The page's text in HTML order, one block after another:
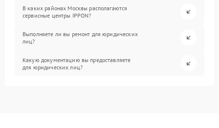
В каких районах Москвы располагаются
сервисные центры IPPON?
Выполняете ли вы ремонт для юридических
лиц?
Какую документацию вы предоставляете
для юридических лиц?